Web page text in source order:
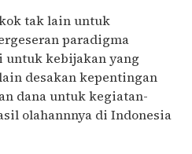
tak lain untuk
paradigma
untuk kebijakan yang
desakan kepentingan
dana untuk kegiatan-
olahannnya di Indonesia